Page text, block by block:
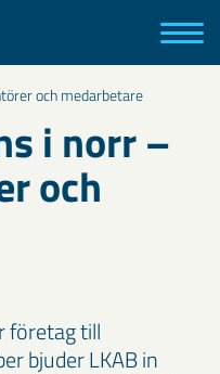
och medarbetare
i norr –
och
företag till
bjuder LKAB in